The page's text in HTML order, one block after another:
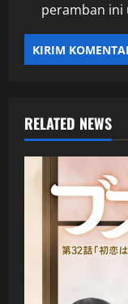
peramban ini
RELATED NEWS